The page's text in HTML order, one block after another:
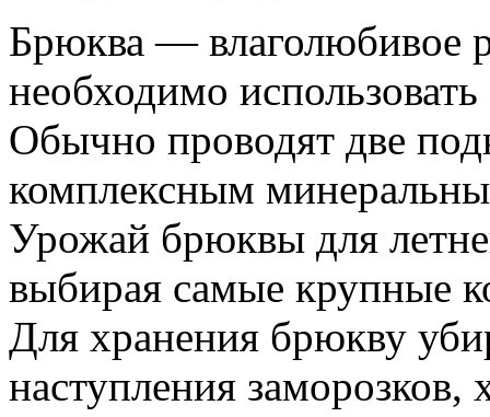
Брюква — влаголюбивое
необходимо
Обычно проводят две
комплексным
Урожай брюквы для
выбирая самые крупные
Для хранения брюкву
наступления заморозков,